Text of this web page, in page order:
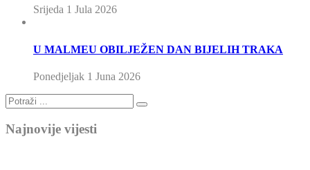
Srijeda 1 Jula 2026
U MALMEU OBILJEŽEN DAN BIJELIH TRAKA
Ponedjeljak 1 Juna 2026
Najnovije vijesti